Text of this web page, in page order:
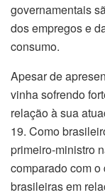
governamentais
dos empregos e
consumo.
Apesar de
vinha sofrendo
relação à sua
19. Como
primeiro-ministro
comparado com
brasileiras em